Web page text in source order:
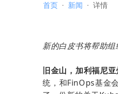
首页 新闻 详情
新的白皮书将帮助
旧金山，加利福尼
统，和FinOps基金